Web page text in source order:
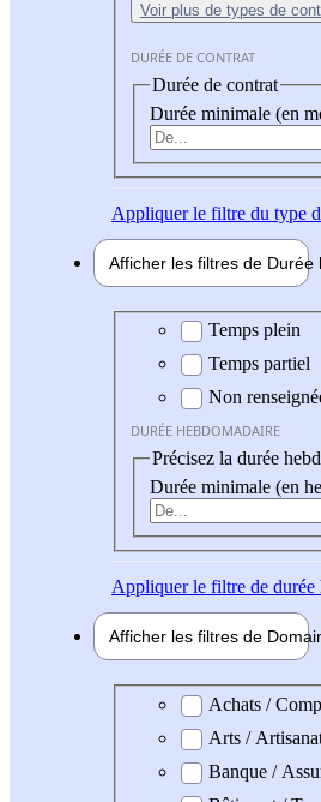
Voir plus de types de
DURÉE DE CONTRAT
Durée de contrat
Durée minimale (en
Appliquerle filtre du type
Afficher les filtres de Durée
Durée hebdomadaire
Temps plein
Temps partiel
Non
DURÉE HEBDOMADAIRE
Précisez la durée
Durée minimale (en
Appliquerle filtre de durée
Afficher les filtres de
Domaine professionel
Achats /
Arts /
Banque /